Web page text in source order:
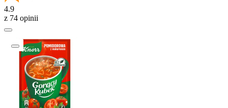
4.9
z 74 opinii